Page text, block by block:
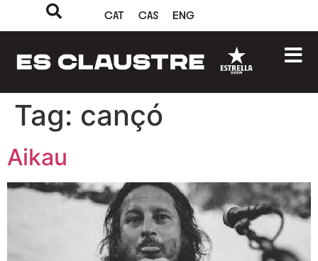
CAT CAS ENG
Tag: cançó
Aikau